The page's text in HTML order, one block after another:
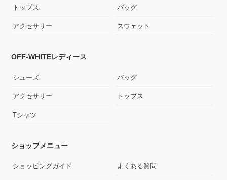
トップス バッグ
アクセサリー スウェット
OFF-WHITEレディース
シューズ バッグ
アクセサリー トップス
Tシャツ
ショップメニュー
ショッピングガイド よくある質問